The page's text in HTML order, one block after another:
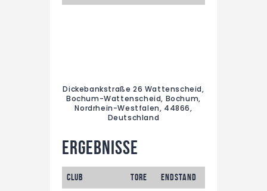
Dickebankstraße 26 Wattenscheid,
Bochum-Wattenscheid, Bochum,
Nordrhein-Westfalen, 44866,
Deutschland
Ergebnisse
Club Tore
Endstand